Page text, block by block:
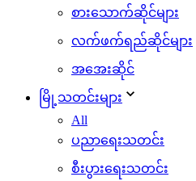
စားသောက်ဆိုင်များ
လက်ဖက်ရည်ဆိုင်များ
အအေးဆိုင်
မြို့သတင်းများ
All
ပညာရေးသတင်း
စီးပွားရေးသတင်း